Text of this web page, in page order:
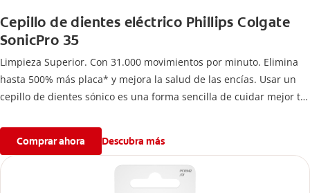
Cepillo de dientes eléctrico Phillips Colgate
SonicPro 35
Limpieza Superior. Con 31.000 movimientos por minuto. Elimina
hasta 500% más placa* y mejora la salud de las encías. Usar un
cepillo de dientes sónico es una forma sencilla de cuidar mejor tu
Comprar ahora Descubra más